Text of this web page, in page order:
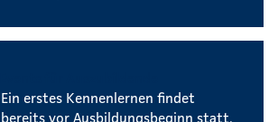
Ein erstes Kennenlernen findet
bereits vor Ausbildungsbeginn statt.